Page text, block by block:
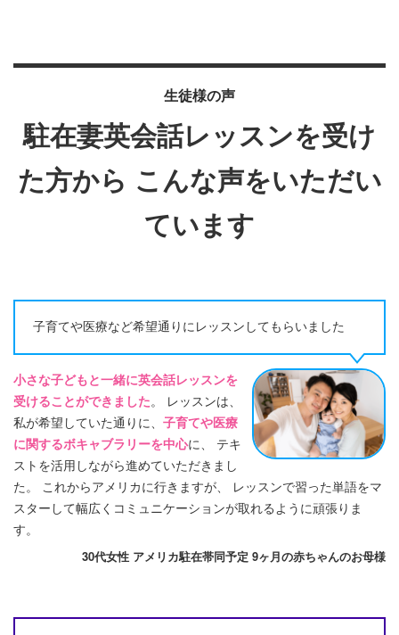
生徒様の声
駐在妻英会話レッスンを受け
た方から こんな声をいただい
ています
子育てや医療など希望通りにレッスンしてもらいました
小さな子どもと一緒に英会話レッスンを
受けることができました。 レッスンは、
私が希望していた通りに、 子育てや医療
に関するボキャブラリーを中心に、 テキ
ストを活用しながら進めていただきまし
た。 これからアメリカに行きますが、 レッスンで習った単語をマ
スターして幅広くコミュニケーションが取れるように頑張りま
す。
30代女性 アメリカ駐在帯同予定 9ヶ月の赤ちゃんのお母様